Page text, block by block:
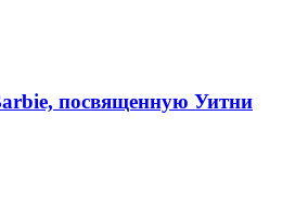
посвященную Уитни